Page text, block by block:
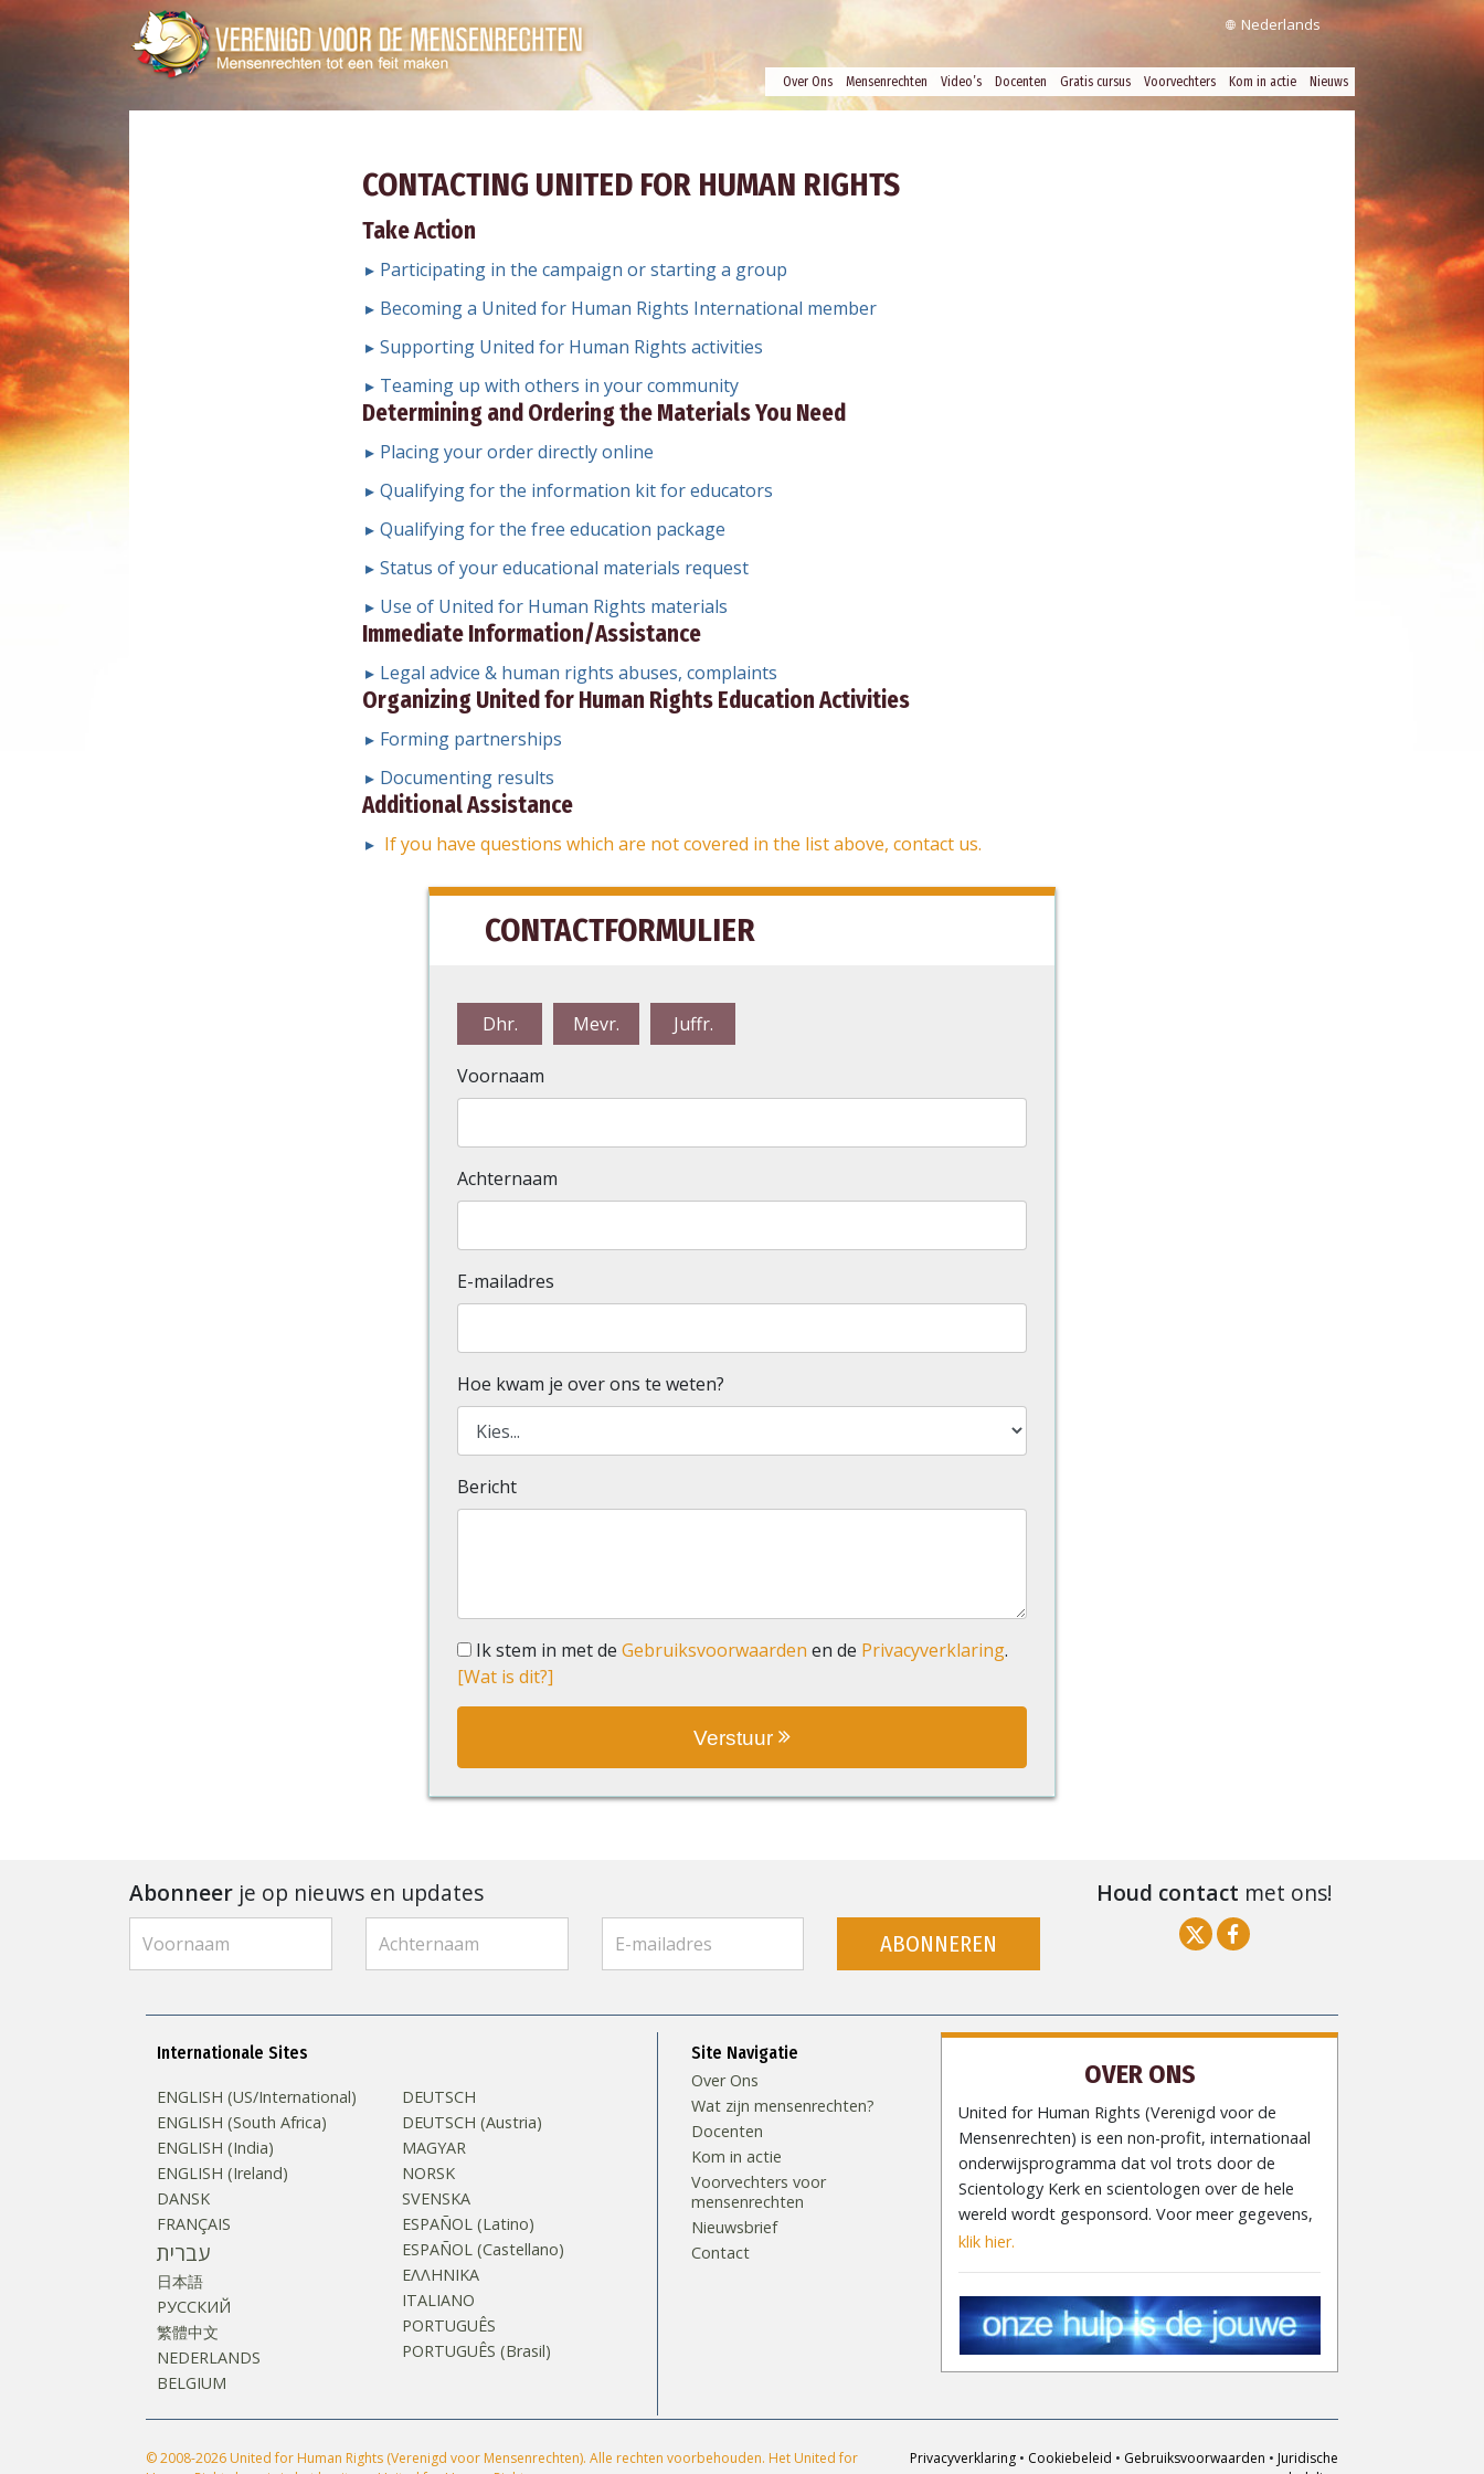
Nederlands
Over Ons Mensenrechten Video’s Docenten Gratis cursus Voorvechters Kom in actie Nieuws
CONTACTING UNITED FOR HUMAN RIGHTS
Take Action
Participating in the campaign or starting a group
Becoming a United for Human Rights International member
Supporting United for Human Rights activities
Teaming up with others in your community
Determining and Ordering the Materials You Need
Placing your order directly online
Qualifying for the information kit for educators
Qualifying for the free education package
Status of your educational materials request
Use of United for Human Rights materials
Immediate Information/Assistance
Legal advice & human rights abuses, complaints
Organizing United for Human Rights Education Activities
Forming partnerships
Documenting results
Additional Assistance
If you have questions which are not covered in the list above, contact us.
CONTACTFORMULIER
Dhr. Mevr. Juffr.
Voornaam
Achternaam
E-mailadres
Hoe kwam je over ons te weten?
Bericht
Ik stem in met deGebruiksvoorwaarden en de Privacyverklaring.
[Wat is dit?]
Verstuur
Abonneer je op nieuws en updates
ABONNEREN
Houd contact met ons!
Internationale Sites
ENGLISH (US/International)
ENGLISH (South Africa)
ENGLISH (India)
ENGLISH (Ireland)
DANSK
FRANÇAIS
עברית
日本語
РУССКИЙ
繁體中文
NEDERLANDS
BELGIUM
DEUTSCH
DEUTSCH (Austria)
MAGYAR
NORSK
SVENSKA
ESPAÑOL (Latino)
ESPAÑOL (Castellano)
ΕΛΛΗΝΙΚA
ITALIANO
PORTUGUÊS
PORTUGUÊS (Brasil)‎
Site Navigatie
Over Ons
Wat zijn mensenrechten?
Docenten
Kom in actie
Voorvechters voor
mensenrechten
Nieuwsbrief
Contact
OVER ONS
United for Human Rights (Verenigd voor de
Mensenrechten) is een non-profit, internationaal
onderwijsprogramma dat vol trots door de
Scientology Kerk en scientologen over de hele
wereld wordt gesponsord. Voor meer gegevens,
klik hier.
© 2008-2026 United for Human Rights (Verenigd voor Mensenrechten). Alle rechten voorbehouden. Het United for
Privacyverklaring • Cookiebeleid • Gebruiksvoorwaarden • Juridische